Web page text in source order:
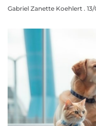
Gabriel Zanette Koehlert